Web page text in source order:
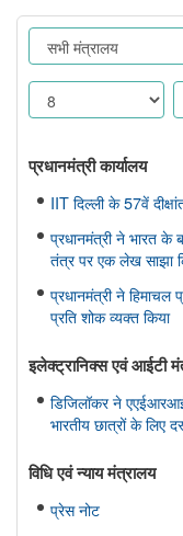
प्रधानमंत्री कार्यालय
IIT दिल्ली के 57वें
प्रधानमंत्री ने भारत के
तंत्र पर एक लेख साझा
प्रधानमंत्री ने हिमाचल
प्रति शोक व्यक्त किया
इलेक्ट्रानिक्स एवं आईटी
डिजिलॉकर ने
भारतीय छात्रों के लिए
विधि एवं न्‍याय मंत्रालय
प्रेस नोट